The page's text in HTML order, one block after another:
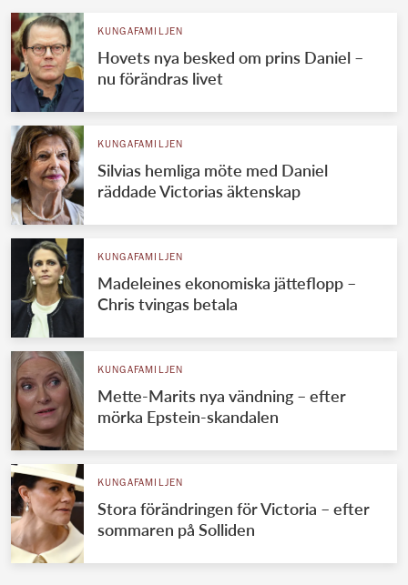
KUNGAFAMILJEN
Hovets nya besked om prins Daniel –
nu förändras livet
KUNGAFAMILJEN
Silvias hemliga möte med Daniel
räddade Victorias äktenskap
KUNGAFAMILJEN
Madeleines ekonomiska jätteflopp –
Chris tvingas betala
KUNGAFAMILJEN
Mette-Marits nya vändning – efter
mörka Epstein-skandalen
KUNGAFAMILJEN
Stora förändringen för Victoria – efter
sommaren på Solliden